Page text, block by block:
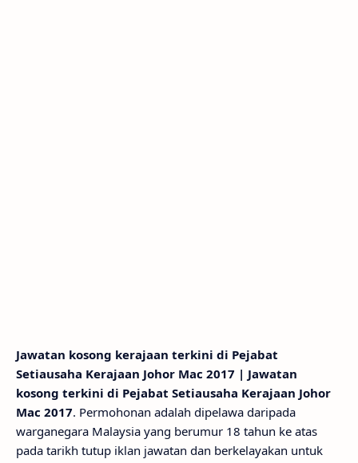
Jawatan kosong kerajaan terkini di Pejabat
Setiausaha Kerajaan Johor Mac 2017 | Jawatan
kosong terkini di Pejabat Setiausaha Kerajaan Johor
Mac 2017. Permohonan adalah dipelawa daripada
warganegara Malaysia yang berumur 18 tahun ke atas
pada tarikh tutup iklan jawatan dan berkelayakan untuk